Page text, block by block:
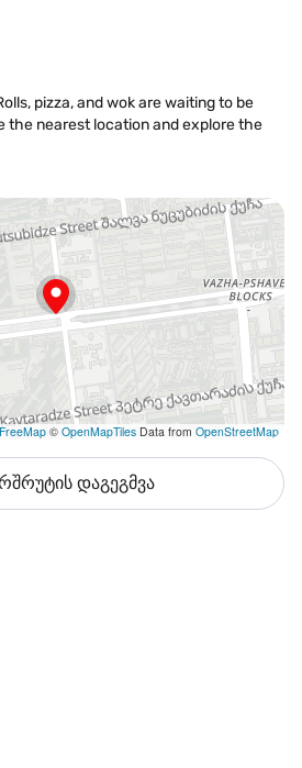
pizza, and wok are waiting to be
the nearest location and explore the
© OpenMapTiles Data from OpenStreetMap
დაგეგმვა